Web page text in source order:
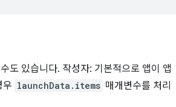
도 있습니다. 작성자: 기본적으로 앱이 앱
우 launchData.items 매개변수를 처리